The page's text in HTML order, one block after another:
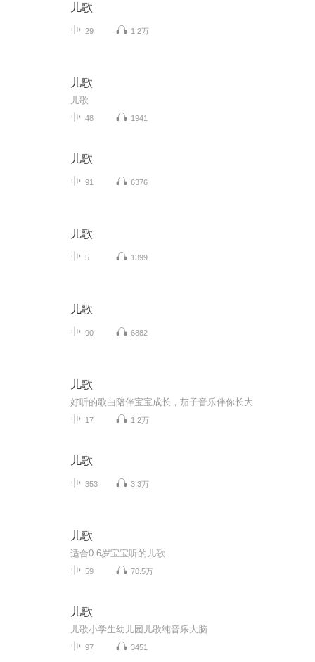
儿歌
29 1.2万
儿歌
儿歌
48 1941
儿歌
91 6376
儿歌
5 1399
儿歌
90 6882
儿歌
好听的歌曲陪伴宝宝成长，茄子音乐伴你长大
17 1.2万
儿歌
353 3.3万
儿歌
适合0-6岁宝宝听的儿歌
59 70.5万
儿歌
儿歌小学生幼儿园儿歌纯音乐大脑
97 3451